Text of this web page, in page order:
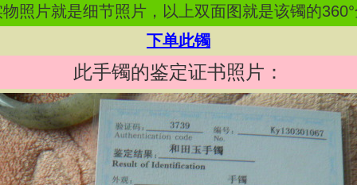
照片就是细节照片，以上双面图就是该镯的
下单此镯
此手镯的鉴定证书照片：